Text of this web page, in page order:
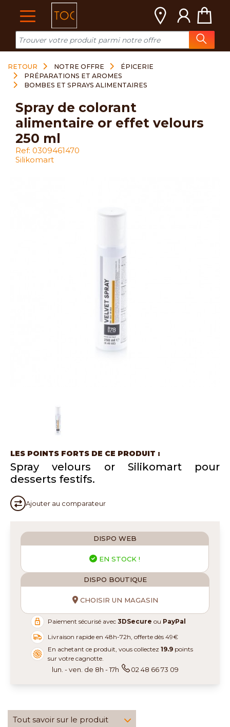
RETOUR NOTRE OFFRE
ÉPICERIE
PRÉPARATIONS ET AROMES
BOMBES ET SPRAYS ALIMENTAIRES
LES POINTS FORTS DE CE PRODUIT :
Spray velours or Silikomart pour
desserts festifs.
Ajouter au comparateur
spray de colorant
alimentaire or effet velours
250 ml
Ref: 0309461470
Silikomart
DISPO WEB
EN STOCK !
DISPO BOUTIQUE
CHOISIR UN MAGASIN
Paiement sécurisé avec3DSecure ou PayPal
Livraison rapide en 48h-72h, offerte dès 49€
En achetant ce produit, vous collectez19.9 points
sur votre cagnotte.
lun. - ven. de 8h - 17h 02 48 66 73 09
Tout savoir sur le produit
Cookies management panel